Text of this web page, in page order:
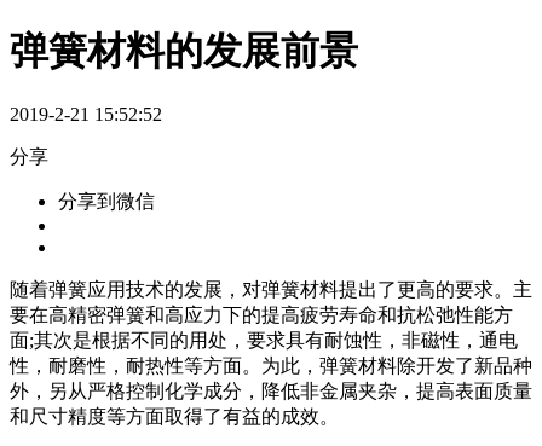
弹簧材料的发展前景
2019-2-21 15:52:52
分享
分享到微信
随着弹簧应用技术的发展，对弹簧材料提出了更高的要求。主
要在高精密弹簧和高应力下的提高疲劳寿命和抗松弛性能方
面;其次是根据不同的用处，要求具有耐蚀性，非磁性，通电
性，耐磨性，耐热性等方面。为此，弹簧材料除开发了新品种
外，另从严格控制化学成分，降低非金属夹杂，提高表面质量
和尺寸精度等方面取得了有益的成效。